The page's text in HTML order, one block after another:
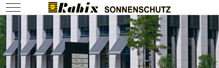
Mobile Menu Toggle